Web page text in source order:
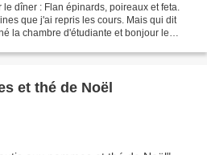
dîner : Flan épinards, poireaux et feta.
que j'ai repris les cours. Mais qui dit
la chambre d'étudiante et bonjour le
et thé de Noël